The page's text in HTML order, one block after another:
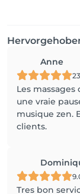
Anne
Les
une vraie
musique zen.
clients.
Tres bon